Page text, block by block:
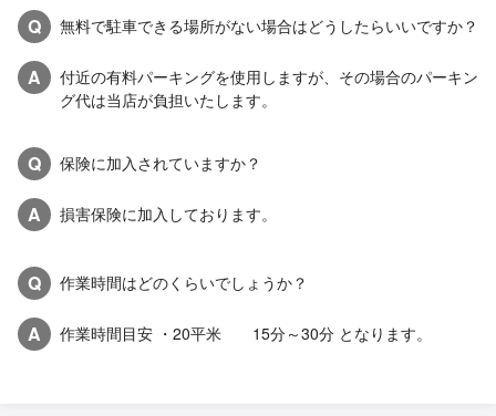
Q 無料で駐車できる場所がない場合はどうしたらいいですか？
A
付近の有料パーキングを使用しますが、その場合のパーキン
グ代は当店が負担いたします。
Q 保険に加入されていますか？
A 損害保険に加入しております。
Q 作業時間はどのくらいでしょうか？
A 作業時間目安 ・20平米 15分～30分 となります。